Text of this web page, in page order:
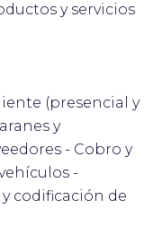
y servicios
(presencial y
y
- Cobro y
-
codificación de